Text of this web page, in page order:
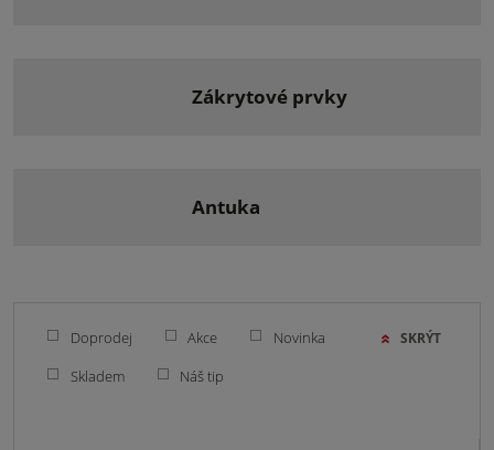
zákrytové prvky
antuka
Doprodej Akce
Novinka
Skladem
Náš tip
SKRÝT